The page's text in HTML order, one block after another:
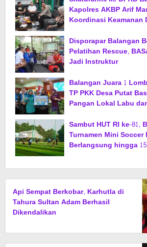
Kapolres AKBP Arif
Koordinasi Keamanan
Disporapar Balangan
Pelatihan Rescue,
Jadi Instruktur
Balangan Juara 1
TP PKK Desa Putat
Pangan Lokal Labu
Sambut HUT RI ke-81,
Turnamen Mini
Berlangsung hingga
Api Sempat Berkobar, Karhutla di
Tahura Sultan Adam Berhasil
Dikendalikan